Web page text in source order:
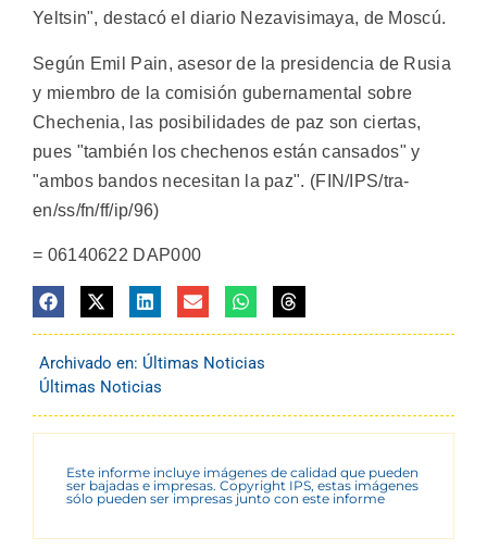
Yeltsin", destacó el diario Nezavisimaya, de Moscú.
Según Emil Pain, asesor de la presidencia de Rusia
y miembro de la comisión gubernamental sobre
Chechenia, las posibilidades de paz son ciertas,
pues "también los chechenos están cansados" y
"ambos bandos necesitan la paz". (FIN/IPS/tra-
en/ss/fn/ff/ip/96)
= 06140622 DAP000
Archivado en: Últimas Noticias
Últimas Noticias
Este informe incluye imágenes de calidad que pueden
ser bajadas e impresas. Copyright IPS, estas imágenes
sólo pueden ser impresas junto con este informe